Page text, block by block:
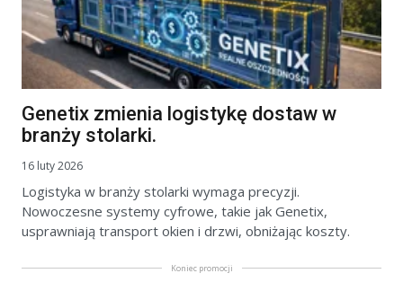
Genetix zmienia logistykę dostaw w
branży stolarki.
16 luty 2026
Logistyka w branży stolarki wymaga precyzji.
Nowoczesne systemy cyfrowe, takie jak Genetix,
usprawniają transport okien i drzwi, obniżając koszty.
Koniec promocji